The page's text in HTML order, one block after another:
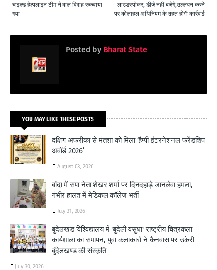
लाउडस्पीकर, डीजे नहीं बजेंगे,उल्लंघन करने
पर कोलाहल अधिनियम के तहत होगी कार्रवाई
चाइल्ड हेल्पलाइन टीम ने बाल विवाह रुकवाया
गया
Posted by Bharat State
YOU MAY LIKE THESE POSTS
दक्षिण अफ्रीका से मंतशा को मिला ‘हैप्पी इंटरनेशनल फ्रेंडशिप
अवॉर्ड 2026’
August 03, 2026
बांदा में सपा नेता शेखर शर्मा पर दिनदहाड़े जानलेवा हमला,
गंभीर हालत में मेडिकल कॉलेज भर्ती
July 31, 2026
बुंदेलखंड विश्विद्यालय में 'बुंदेली वसुधा' राष्ट्रीय चित्रकला
कार्यशाला का समापन, युवा कलाकारों ने कैनवास पर उकेरी
बुंदेलखण्ड की संस्कृति
July 30, 2026